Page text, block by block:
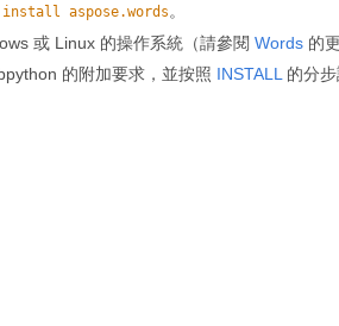
aspose.words 。
或 Linux 的操作系統（請參閱 Words 的
的附加要求，並按照 INSTALL 的分